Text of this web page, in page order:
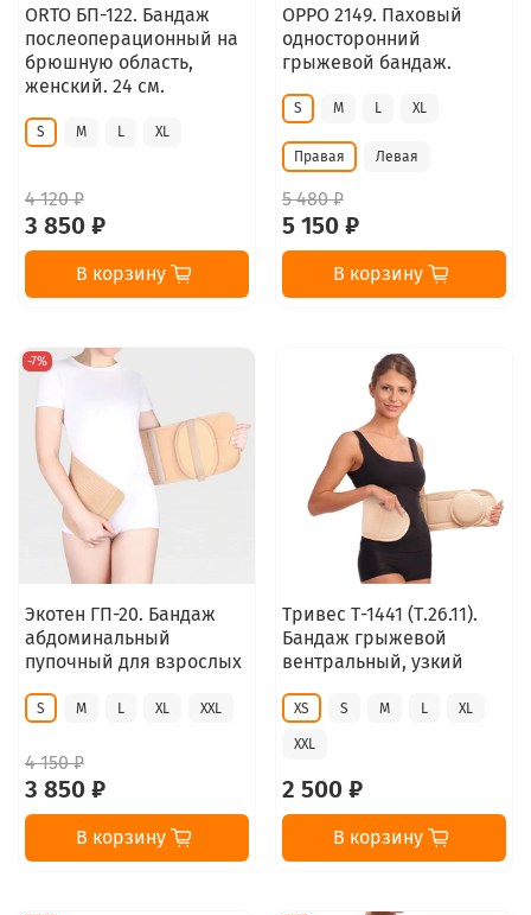
ORTO БП-122. Бандаж
послеоперационный на
брюшную область,
женский. 24 см.
S M L XL
4 120 ₽
3 850 ₽
В корзину
OPPO 2149. Паховый
односторонний
грыжевой бандаж.
S M L XL
Правая Левая
5 480 ₽
5 150 ₽
В корзину
-7%
Экотен ГП-20. Бандаж
абдоминальный
пупочный для взрослых
S M L XL XXL
4 150 ₽
3 850 ₽
В корзину
Тривес Т-1441 (Т.26.11).
Бандаж грыжевой
вентральный, узкий
XS S M L XL
XXL
2 500 ₽
В корзину